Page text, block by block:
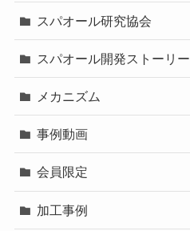
スパオール研究協会
スパオール開発ストーリー
メカニズム
事例動画
会員限定
加工事例